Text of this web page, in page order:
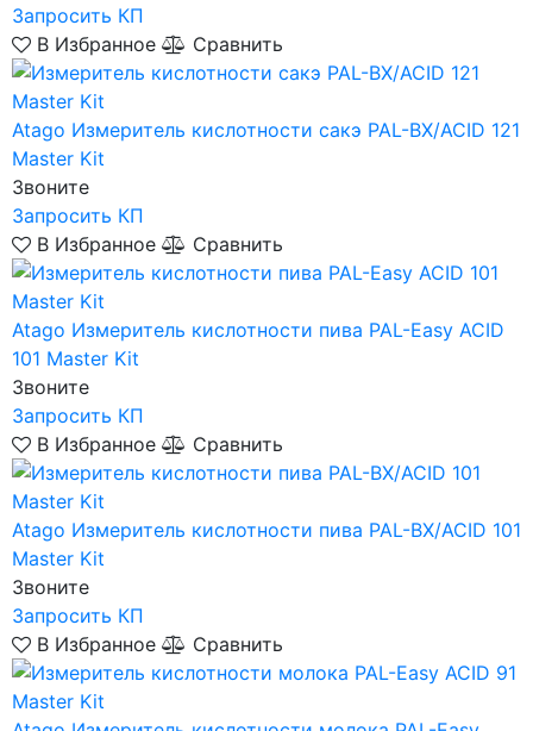
Запросить КП
В Избранное
Сравнить
Atago Измеритель кислотности сакэ PAL-BX/ACID 121
Master Kit
Звоните
Запросить КП
В Избранное
Сравнить
Atago Измеритель кислотности пива PAL-Easy ACID
101 Master Kit
Звоните
Запросить КП
В Избранное
Сравнить
Atago Измеритель кислотности пива PAL-BX/ACID 101
Master Kit
Звоните
Запросить КП
В Избранное
Сравнить